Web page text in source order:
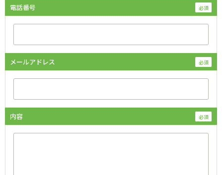
電話番号
メールアドレス
内容